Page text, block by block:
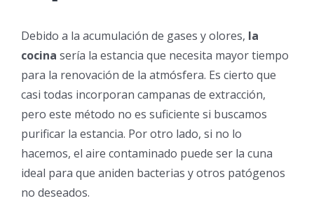
Debido a la acumulación de gases y olores, la
cocina sería la estancia que necesita mayor tiempo
para la renovación de la atmósfera. Es cierto que
casi todas incorporan campanas de extracción,
pero este método no es suficiente si buscamos
purificar la estancia. Por otro lado, si no lo
hacemos, el aire contaminado puede ser la cuna
ideal para que aniden bacterias y otros patógenos
no deseados.